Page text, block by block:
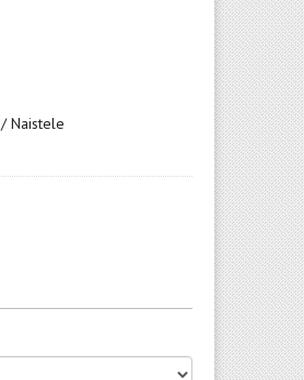
Naistele